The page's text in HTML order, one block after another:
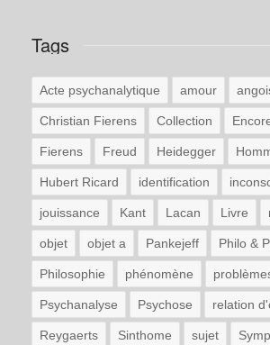
Tags
Acte psychanalytique amour
Christian Fierens Collection
Fierens Freud Heidegger
Hubert Ricard identification
jouissance Kant Lacan Livre
objet objet a Pankejeff Philo &
Philosophie phénomène
Psychanalyse Psychose relation
Reygaerts Sinthome sujet